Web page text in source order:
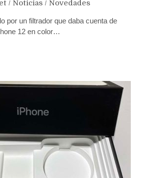
/ Noticias / Novedades
por un filtrador que daba cuenta de
12 en color…